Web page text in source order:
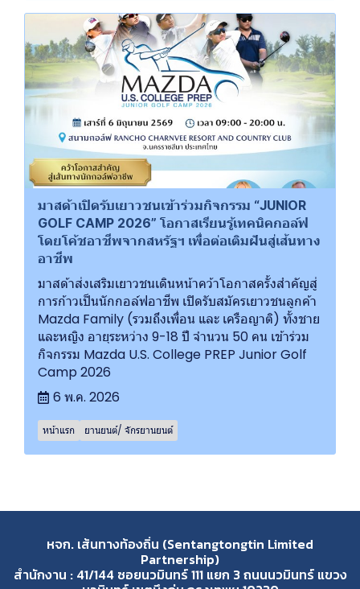
มาสด้าเปิดรับเยาวชนเข้าร่วมกิจกรรม “JUNIOR
GOLF CAMP 2026” โอกาสเรียนรู้เทคนิคกอล์ฟ
โดยโค้ชอาชีพจากสหรัฐฯ เพื่อต่อเติมฝันสู่เส้นทาง
อาชีพ
มาสด้าส่งเสริมเยาวชนเดินหน้าคว้าโอกาสครั้งสำคัญสู่
การก้าวเป็นนักกอล์ฟอาชีพ เปิดรับสมัครเยาวชนลูกค้า
Mazda Family (รวมถึงเพื่อน และ เครือญาติ) ทั้งชาย
และหญิง อายุระหว่าง 9-18 ปี จำนวน 50 คน เข้าร่วม
กิจกรรม Mazda U.S. College PREP Junior Golf
Camp 2026
6 พ.ค. 2026
หน้าแรก ยานยนต์/ จักรยานยนต์
หจก. เส้นทางท้องถิ่น (Sentangtongtin Limited
Partnership)
สำนักงาน : 41/144 ซอยนวมินทร์ 111 แยก 3 ถนนนวมินทร์ แขวง